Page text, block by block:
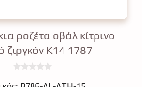
ροζέτα οβάλ κίτρινο
ζιργκόν Κ14 1787
o